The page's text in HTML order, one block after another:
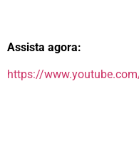
Assista agora:
https://